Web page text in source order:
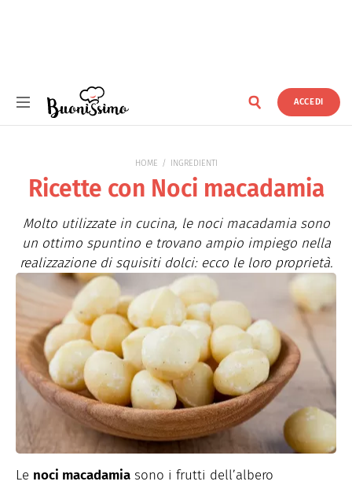
ACCEDI
HOME INGREDIENTI
Ricette con Noci macadamia
Molto utilizzate in cucina, le noci macadamia sono
un ottimo spuntino e trovano ampio impiego nella
realizzazione di squisiti dolci: ecco le loro proprietà.
Le noci macadamia sono i frutti dell’albero